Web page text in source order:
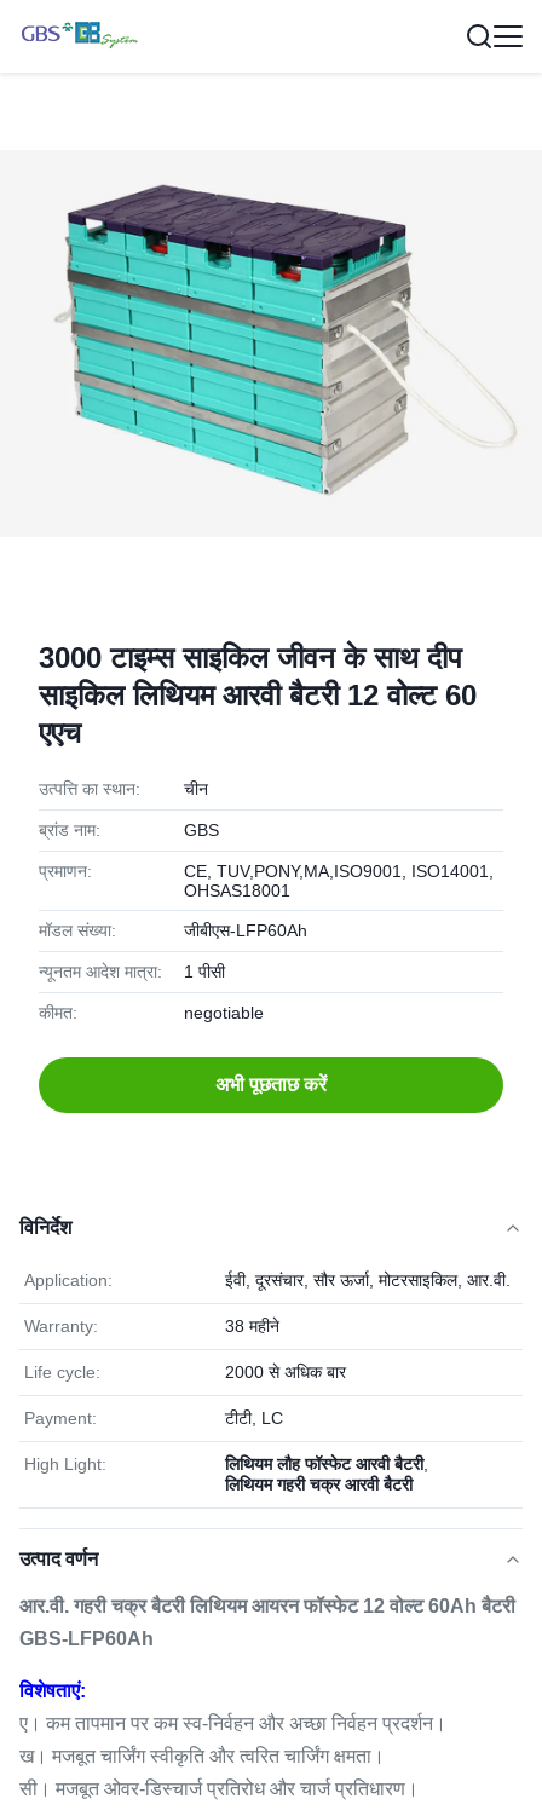
3000 टाइम्स साइकिल जीवन के साथ दीप
साइकिल लिथियम आरवी बैटरी 12 वोल्ट 60
एएच
उत्पत्ति का स्थान: चीन
ब्रांड नाम: GBS
प्रमाणन:
CE, TUV,PONY,MA,ISO9001, ISO14001,
OHSAS18001
मॉडल संख्या: जीबीएस-LFP60Ah
न्यूनतम आदेश मात्रा: 1 पीसी
कीमत: negotiable
अभी पूछताछ करें
विनिर्देश
Application: ईवी, दूरसंचार, सौर ऊर्जा, मोटरसाइकिल, आर.वी.
Warranty: 38 महीने
Life cycle: 2000 से अधिक बार
Payment: टीटी, LC
High Light: लिथियम लौह फॉस्फेट आरवी बैटरी,
लिथियम गहरी चक्र आरवी बैटरी
उत्पाद वर्णन
आर.वी. गहरी चक्र बैटरी लिथियम आयरन फॉस्फेट 12 वोल्ट 60Ah बैटरी
GBS-LFP60Ah
विशेषताएं:
ए। कम तापमान पर कम स्व-निर्वहन और अच्छा निर्वहन प्रदर्शन।
ख। मजबूत चार्जिंग स्वीकृति और त्वरित चार्जिंग क्षमता।
सी। मजबूत ओवर-डिस्चार्ज प्रतिरोध और चार्ज प्रतिधारण।